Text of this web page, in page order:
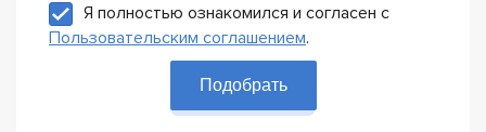
Я полностью ознакомился и согласен с
Пользовательским соглашением.
Подобрать